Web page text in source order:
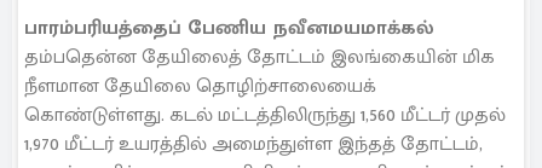
பாரம்பரியத்தைப் பேணிய நவீனமயமாக்கல்
தம்பதென்ன தேயிலைத் தோட்டம் இலங்கையின் மிக
நீளமான தேயிலை தொழிற்சாலையைக்
கொண்டுள்ளது. கடல் மட்டத்திலிருந்து 1,560 மீட்டர் முதல்
1,970 மீட்டர் உயரத்தில் அமைந்துள்ள இந்தத் தோட்டம்,